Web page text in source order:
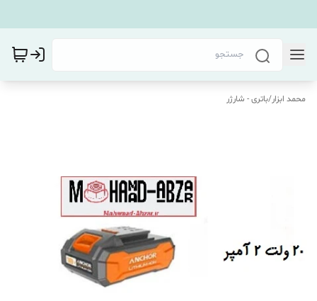
محمد ابزار/باتری - شارژر